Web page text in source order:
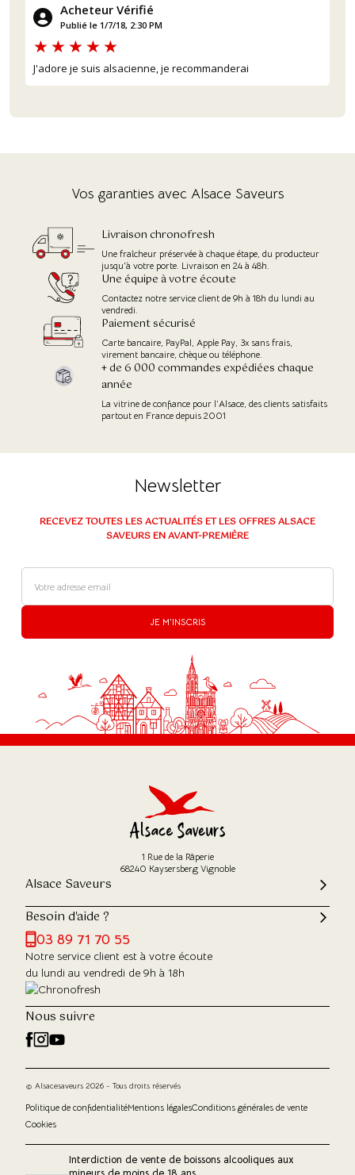
Acheteur Vérifié
Publié le 1/7/18, 2:30 PM
J'adore je suis alsacienne, je recommanderai
Vos garanties avec Alsace Saveurs
Livraison chronofresh
Une fraîcheur préservée à chaque étape, du producteur
jusqu'à votre porte. Livraison en 24 à 48h.
Une équipe à votre écoute
Contactez notre service client de 9h à 18h du lundi au
vendredi.
Paiement sécurisé
Carte bancaire, PayPal, Apple Pay, 3x sans frais,
virement bancaire, chèque ou téléphone.
+ de 6 000 commandes expédiées chaque
année
La vitrine de confiance pour l’Alsace, des clients satisfaits
partout en France depuis 2001
Newsletter
RECEVEZ TOUTES LES ACTUALITÉS ET LES OFFRES ALSACE
SAVEURS EN AVANT-PREMIÈRE
JE M'INSCRIS
1 Rue de la Râperie
68240 Kaysersberg Vignoble
Alsace Saveurs
Besoin d'aide ?
03 89 71 70 55
Notre service client est à votre écoute
du lundi au vendredi de 9h à 18h
Nous suivre
© Alsacesaveurs 2026 - Tous droits réservés
Politique de confidentialitéMentions légalesConditions générales de vente
Cookies
Interdiction de vente de boissons alcooliques aux